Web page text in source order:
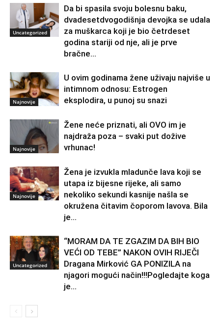
Uncategorized
Da bi spasila svoju bolesnu baku,
dvadesetdvogodišnja devojka se udala
za muškarca koji je bio četrdeset
godina stariji od nje, ali je prve
bračne...
Najnovije
U ovim godinama žene uživaju najviše u
intimnom odnosu: Estrogen
eksplodira, u punoj su snazi
Najnovije
Žene neće priznati, ali OVO im je
najdraža poza – svaki put dožive
vrhunac!
Najnovije
Žena je izvukla mladunče lava koji se
utapa iz bijesne rijeke, ali samo
nekoliko sekundi kasnije našla se
okružena čitavim čoporom lavova. Bila
je...
Uncategorized
“MORAM DA TE ZGAZIM DA BIH BIO
VEĆI OD TEBE” NAKON OVIH RIJEČI
Dragana Mirković GA PONIZILA na
njagori mogući način!!!Pogledajte koga
je...